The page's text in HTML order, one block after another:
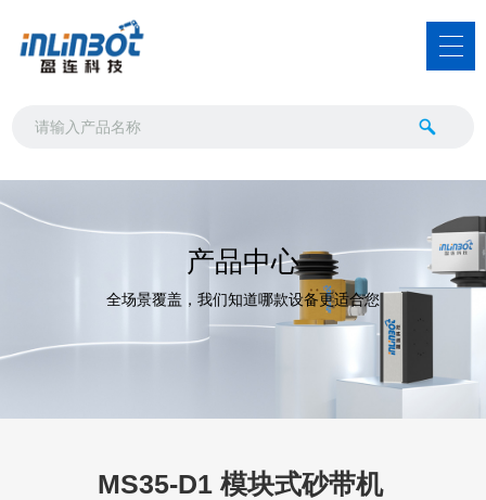
产品中心
全场景覆盖，我们知道哪款设备更适合您
MS35-D1 模块式砂带机